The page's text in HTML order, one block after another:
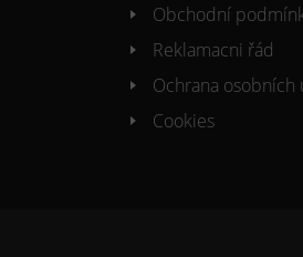
Obchodní
Reklamacni řád
Ochrana osobních
Cookies